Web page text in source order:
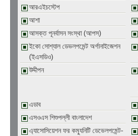
আরএইচস্টেপ
আশা
আসক্ত পূনর্বাসন সংস্থা (আপস)
ইকো সোশ্যাল ডেভলপমেন্ট অর্গানাইজেশন
(ইএসডিও)
উদ্দীপন
এডাব
এসওএস শিশুপল্লী বাংলাদেশ
এ্যাসোসিয়েশন ফর কম্যুনিটি ডেভেলপমেন্ট-